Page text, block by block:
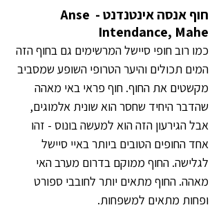
חוף אנסה אינטנדנט - Anse
Intendance, Mahe
כמו רוב חופי סיישל המרשימים גם בחוף הזה
המים תכולים והיער הטרופי השופע שמסביב
מקשטים את החוף. חוף פראי באי מאהה
שהדבר היחיד שחסר הוא שונית אלמוגים,
אבל הגירעון הזה הוא למעשה בונוס - זהו
אחד החופים הטובים ביותר באיי סיישל
לגלישה. החוף ממוקם בדרום מערב האי
מאהה. החוף מתאים יותר לחובבי ספורט
ופחות מתאים למשפחות.